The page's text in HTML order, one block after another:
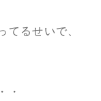
てるせいで、
・